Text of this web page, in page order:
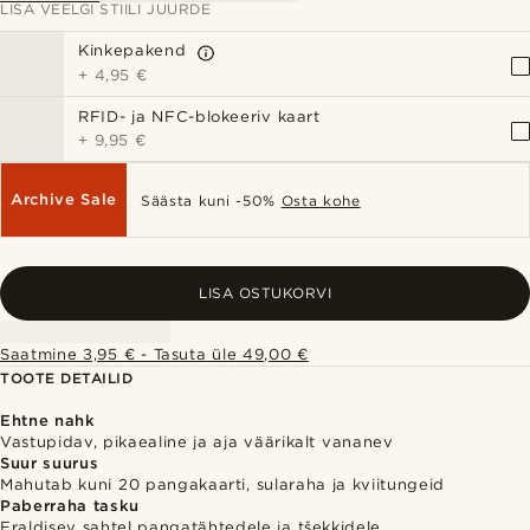
LISA VEELGI STIILI JUURDE
Kinkepakend
+ 4,95 €
RFID- ja NFC-blokeeriv kaart
+ 9,95 €
Archive Sale Säästa kuni -50% Osta kohe
LISA OSTUKORVI
Saatmine 3,95 € - Tasuta üle 49,00 €
TOOTE DETAILID
Ehtne nahk
Vastupidav, pikaealine ja aja väärikalt vananev
Suur suurus
Mahutab kuni 20 pangakaarti, sularaha ja kviitungeid
Paberraha tasku